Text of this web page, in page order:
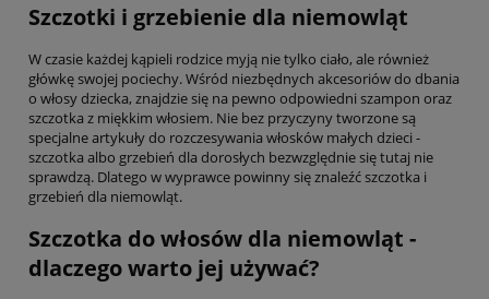
Szczotki i grzebienie dla niemowląt
W czasie każdej kąpieli rodzice myją nie tylko ciało, ale również
główkę swojej pociechy. Wśród niezbędnych akcesoriów do dbania
o włosy dziecka, znajdzie się na pewno odpowiedni szampon oraz
szczotka z miękkim włosiem. Nie bez przyczyny tworzone są
specjalne artykuły do rozczesywania włosków małych dzieci -
szczotka albo grzebień dla dorosłych bezwzględnie się tutaj nie
sprawdzą. Dlatego w wyprawce powinny się znaleźć szczotka i
grzebień dla niemowląt.
Szczotka do włosów dla niemowląt -
dlaczego warto jej używać?